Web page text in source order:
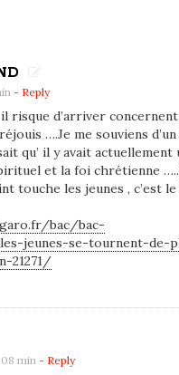
- Reply
il risque d’arriver
….Je me souviens
qu’ il y avait
et la foi chrétienne
touche les jeunes , c’est
bac/bac-
jeunes-se-tournent-de-
21271/
min - Reply